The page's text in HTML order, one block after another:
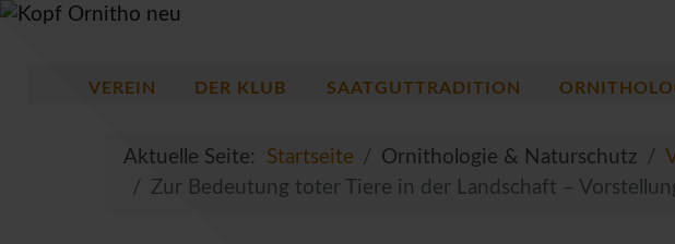
VEREIN DER KLUB SAATGUTTRADITION
Aktuelle Seite: Startseite Ornithologie & Naturschutz
Zur Bedeutung toter Tiere in der Landschaft –